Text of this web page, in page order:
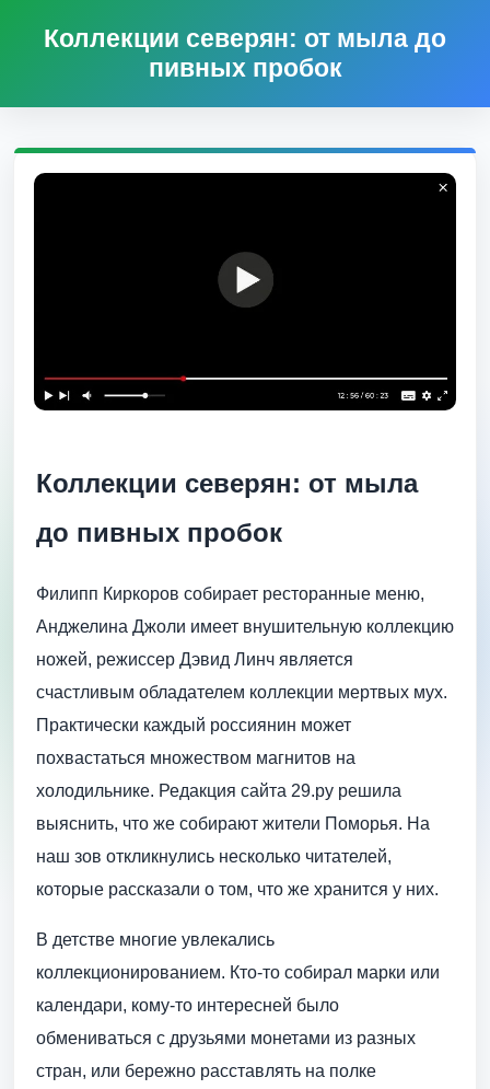
Коллекции северян: от мыла до
пивных пробок
Коллекции северян: от мыла
до пивных пробок
Филипп Киркоров собирает ресторанные меню,
Анджелина Джоли имеет внушительную коллекцию
ножей, режиссер Дэвид Линч является
счастливым обладателем коллекции мертвых мух.
Практически каждый россиянин может
похвастаться множеством магнитов на
холодильнике. Редакция сайта 29.ру решила
выяснить, что же собирают жители Поморья. На
наш зов откликнулись несколько читателей,
которые рассказали о том, что же хранится у них.
В детстве многие увлекались
коллекционированием. Кто-то собирал марки или
календари, кому-то интересней было
обмениваться с друзьями монетами из разных
стран, или бережно расставлять на полке